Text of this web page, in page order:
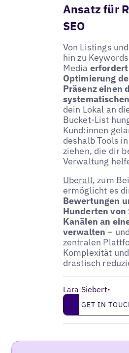
Ansatz für
SEO
Von Listings
hin zu
Media
Optimierung
Präsenz einen
dein Lokal an
Bucket-List
Kund:innen
deshalb Tools
ziehen, die dir
Verwaltung
Uberall, zum
ermöglicht es
Bewertungen
Hunderten von
Kanälen an
verwalten –
zentralen
Komplexität
drastisch
Lara Siebert•
Get in touch
GET IN